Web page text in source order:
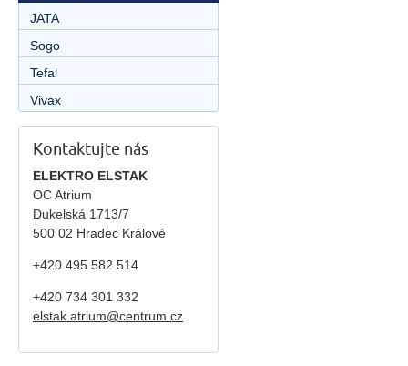
JATA
Sogo
Tefal
Vivax
Kontaktujte nás
ELEKTRO ELSTAK
OC Atrium
Dukelská 1713/7
500 02 Hradec Králové
+420 495 582 514
+420 734 301 332
elstak.atrium@centrum.cz